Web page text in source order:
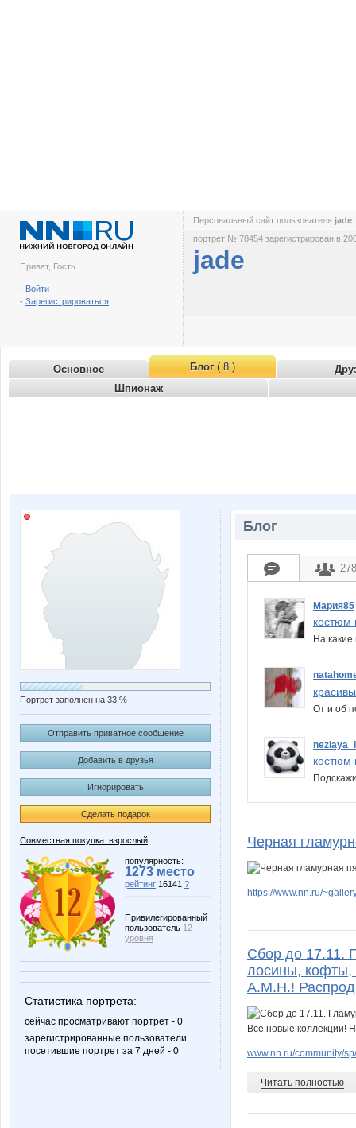
Привет, Гость !
- Войти
- Зарегистрироваться
Персональный сайт пользователя jade
портрет № 78454 зарегистрирован в
jade
Основное Блог( 8 )
Шпионаж
Портрет заполнен на 33 %
Отправить приватное сообщение
Добавить в друзья
Игнорировать
Сделать подарок
Совместная покупка: взрослый
популярность:
1273 место
рейтинг 16141 ?
Привилегированный
пользователь 12
уровня
Статистика портрета:
сейчас просматривают портрет - 0
зарегистрированные пользователи
посетившие портрет за 7 дней - 0
Блог
Мария85
костюм
На
От и об
nezlaya_i
костюм
Черная
https://www.nn.ru/
Сбор до 17.11.
лосины, кофты,
А.М.Н.!
www.nn.ru/community/
Читать полностью